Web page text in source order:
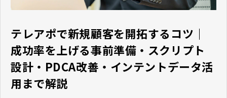
テレアポで新規顧客を開拓するコツ｜
成功率を上げる事前準備・スクリプト
設計・PDCA改善・インテントデータ活
用まで解説